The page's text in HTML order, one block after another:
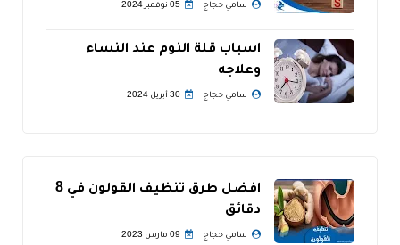
سامي حجاج 05 نوفمبر 2024
اسباب قلة النوم عند النساء
وعلاجه
سامي حجاج 30 أبريل 2024
افضل طرق تنظيف القولون في 8
دقائق
سامي حجاج 09 مارس 2023